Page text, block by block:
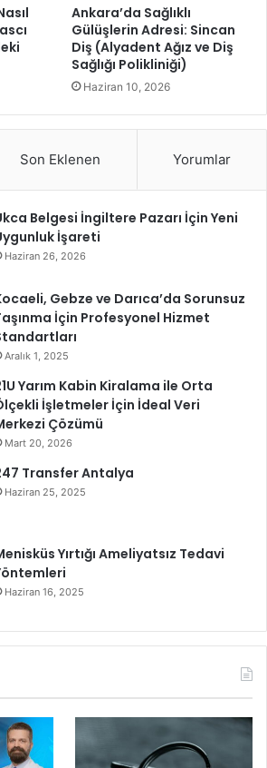
Ankara’da Sağlıklı
Gülüşlerin Adresi: Sincan
Diş (Alyadent Ağız ve Diş
Sağlığı Polikliniği)
Haziran 10, 2026
Son Eklenen Yorumlar
Belgesi İngiltere Pazarı İçin Yeni
İşareti
Haziran 26, 2026
Gebze ve Darıca’da Sorunsuz
İçin Profesyonel Hizmet
Aralık 1, 2025
Yarım Kabin Kiralama ile Orta
İşletmeler İçin İdeal Veri
Çözümü
Mart 20, 2026
Transfer Antalya
Haziran 25, 2025
Yırtığı Ameliyatsız Tedavi
Haziran 16, 2025